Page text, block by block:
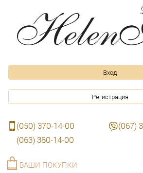
Вход
Регистрация
(050) 370-14-00
(067)
(063) 380-14-00
ВАШИ ПОКУПКИ